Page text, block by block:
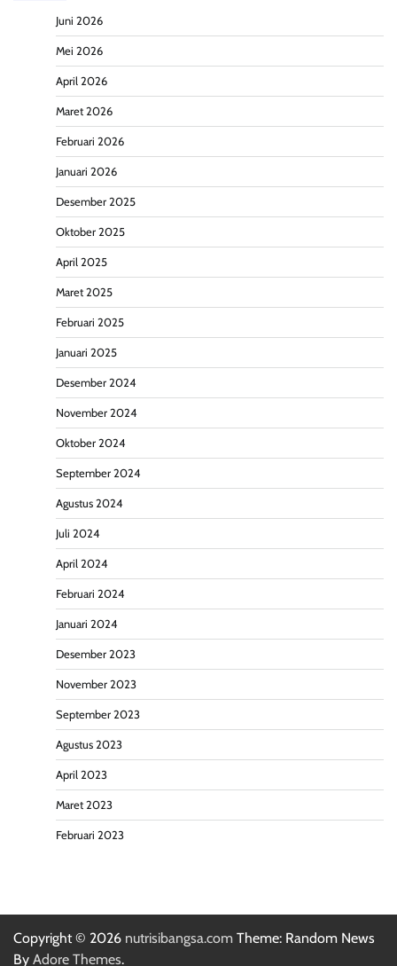
Juni 2026
Mei 2026
April 2026
Maret 2026
Februari 2026
Januari 2026
Desember 2025
Oktober 2025
April 2025
Maret 2025
Februari 2025
Januari 2025
Desember 2024
November 2024
Oktober 2024
September 2024
Agustus 2024
Juli 2024
April 2024
Februari 2024
Januari 2024
Desember 2023
November 2023
September 2023
Agustus 2023
April 2023
Maret 2023
Februari 2023
Copyright © 2026 nutrisibangsa.com Theme: Random News
By Adore Themes.